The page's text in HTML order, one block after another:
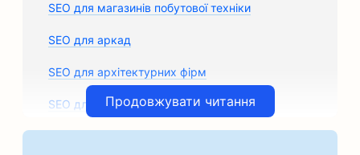
SEO для магазинів побутової техніки
SEO для аркад
SEO для архітектурних фірм
SEO для художніх класів
Продовжувати читання